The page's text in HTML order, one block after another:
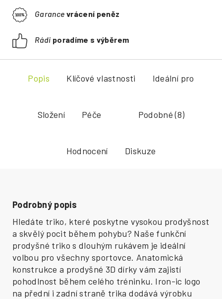
Garance vrácení peněz
Rádi poradíme s výběrem
Popis Klíčové vlastnosti Ideální pro
Složení Péče Podobné (8)
Hodnocení Diskuze
Podrobný popis
Hledáte triko, které poskytne vysokou prodyšnost
a skvělý pocit během pohybu? Naše funkční
prodyšné triko s dlouhým rukávem je ideální
volbou pro všechny sportovce. Anatomická
konstrukce a prodyšné 3D dírky vám zajistí
pohodlnost během celého tréninku. Iron-ic logo
na přední i zadní straně trika dodává výrobku